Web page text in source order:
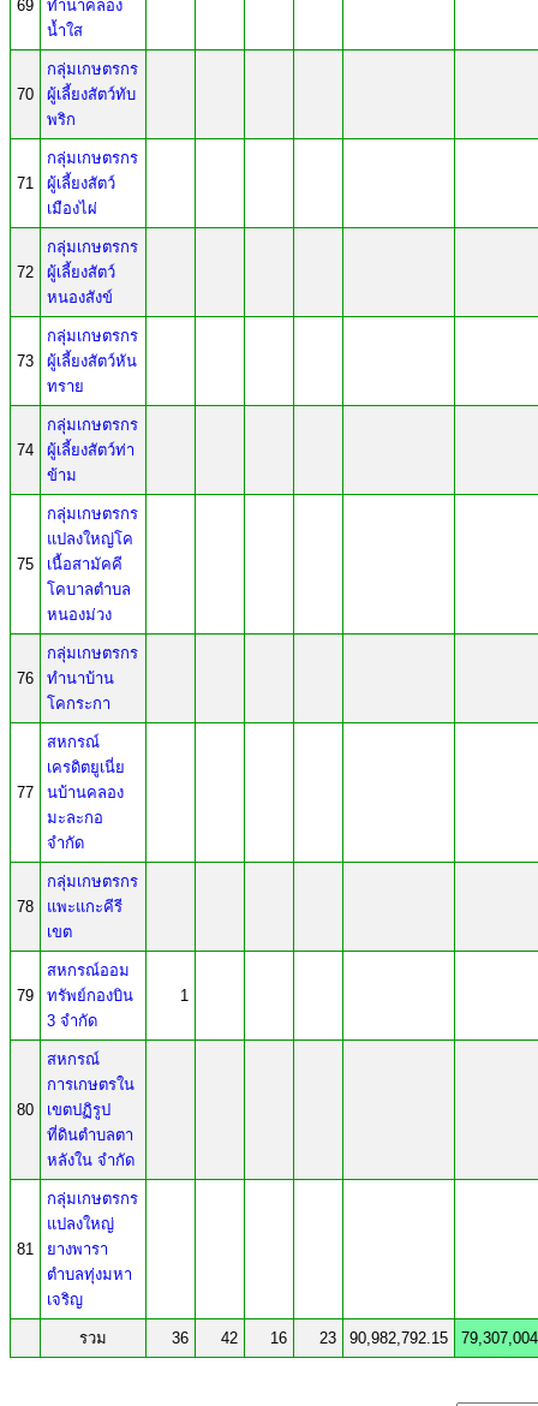
69
ทำนาคลอง
น้ำใส
70
กลุ่มเกษตรกร
ผู้เลี้ยงสัตว์ทับ
พริก
71
กลุ่มเกษตรกร
ผู้เลี้ยงสัตว์
เมืองไผ่
72
กลุ่มเกษตรกร
ผู้เลี้ยงสัตว์
หนองสังข์
73
กลุ่มเกษตรกร
ผู้เลี้ยงสัตว์หัน
ทราย
74
กลุ่มเกษตรกร
ผู้เลี้ยงสัตว์ท่า
ข้าม
75
กลุ่มเกษตรกร
แปลงใหญ่โค
เนื้อสามัคคี
โคบาลตำบล
หนองม่วง
76
กลุ่มเกษตรกร
ทำนาบ้าน
โคกระกา
77
สหกรณ์
เครดิตยูเนี่ย
นบ้านคลอง
มะละกอ
จำกัด
78
กลุ่มเกษตรกร
แพะแกะคีรี
เขต
79
สหกรณ์ออม
ทรัพย์กองบิน
3 จำกัด
1
80
สหกรณ์
การเกษตรใน
เขตปฏิรูป
ที่ดินตำบลตา
หลังใน จำกัด
81
กลุ่มเกษตรกร
แปลงใหญ่
ยางพารา
ตำบลทุ่งมหา
เจริญ
รวม 36 42 16 23 90,982,792.15